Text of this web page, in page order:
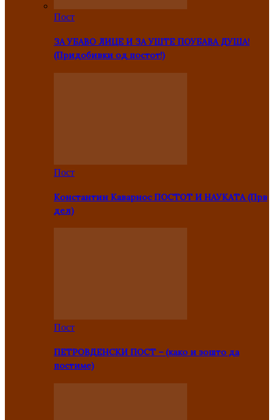
Пост
ЗА УБАВО ЛИЦЕ И ЗА УШТЕ ПОУБАВА ДУША!
(Придобивки од постот!)
Пост
Константин Каварнос ПОСТОТ И НАУКАТА (Прв
дел)
Пост
ПЕТРОВДЕНСКИ ПОСТ – (како и зошто да
постиме)